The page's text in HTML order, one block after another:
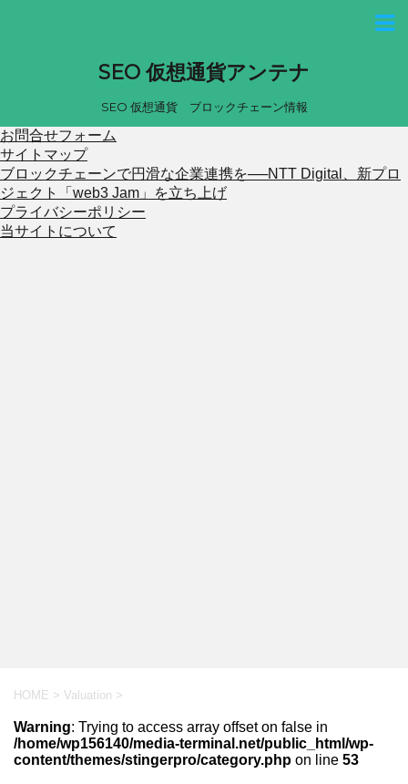
SEO 仮想通貨アンテナ
SEO 仮想通貨 ブロックチェーン情報
お問合せフォーム
サイトマップ
ブロックチェーンで円滑な企業連携を──NTT Digital、新プロ
ジェクト「web3 Jam」を立ち上げ
プライバシーポリシー
当サイトについて
HOME > Valuation >
Warning: Trying to access array offset on false in
/home/wp156140/media-terminal.net/public_html/wp-
content/themes/stingerpro/category.php on line 53